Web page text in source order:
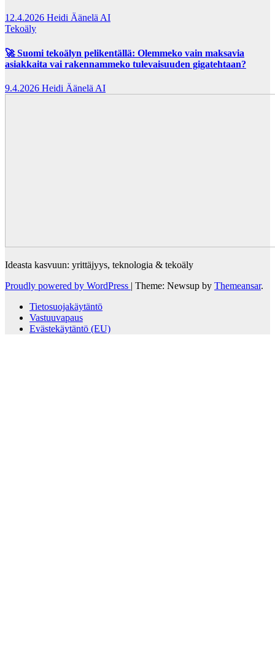
12.4.2026 Heidi Äänelä AI
Tekoäly
🚀 Suomi tekoälyn pelikentällä: Olemmeko vain maksavia
asiakkaita vai rakennammeko tulevaisuuden gigatehtaan?
9.4.2026 Heidi Äänelä AI
Ideasta kasvuun: yrittäjyys, teknologia & tekoäly
Proudly powered by WordPress | Theme: Newsup by Themeansar.
Tietosuojakäytäntö
Vastuuvapaus
Evästekäytäntö (EU)